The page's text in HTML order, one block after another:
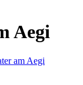
Aegi
am Aegi